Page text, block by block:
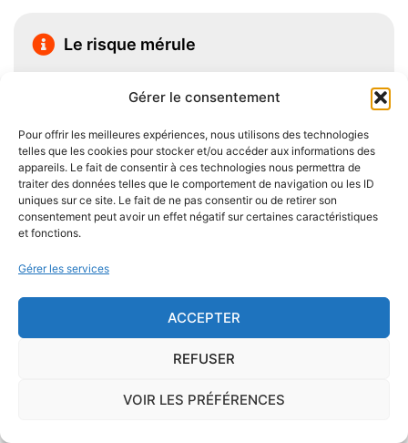
Gérer le consentement
Pour offrir les meilleures expériences, nous utilisons des technologies
telles que les cookies pour stocker et/ou accéder aux informations des
appareils. Le fait de consentir à ces technologies nous permettra de
traiter des données telles que le comportement de navigation ou les ID
uniques sur ce site. Le fait de ne pas consentir ou de retirer son
consentement peut avoir un effet négatif sur certaines caractéristiques
et fonctions.
Gérer les services
ACCEPTER
REFUSER
VOIR LES PRÉFÉRENCES
Le risque mérule
lignivore n'est pas obligatoire pour la vente d'un bien
immobilier hormis dans 20 communes du Finistère
.Cependant, il est préférable d'être particulièrement
vigilant car des chantiers de champignons lignivores
existent dans de nombreuses communes partout en
France, en particulier dans le Finistère ou à Paris.
Pour éviter l'apparition et la prolifération de mérule
à respecter lors de la construction de celui-ci.
contact direct entre le bois et le sol
prévoir des aérations en sous-sol limitent les risques